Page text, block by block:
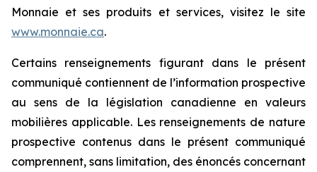
Monnaie et ses produits et services, visitez le site
www.monnaie.ca.
Certains renseignements figurant dans le présent
communiqué contiennent de l’information prospective
au sens de la législation canadienne en valeurs
mobilières applicable. Les renseignements de nature
prospective contenus dans le présent communiqué
comprennent, sans limitation, des énoncés concernant